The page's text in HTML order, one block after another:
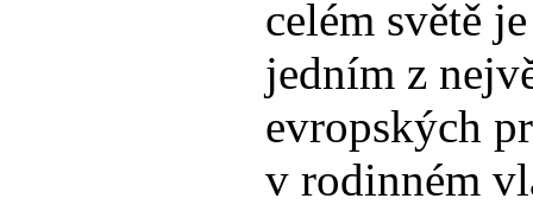
celém světě
jedním z
evropských
v rodinném